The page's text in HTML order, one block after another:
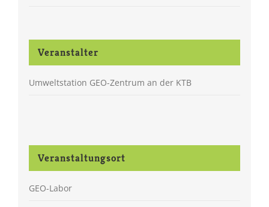
Veranstalter
Umweltstation GEO-Zentrum an der KTB
Veranstaltungsort
GEO-Labor